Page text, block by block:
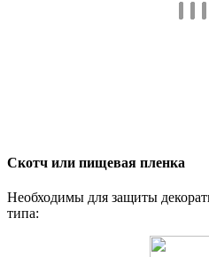
Скотч или пищевая пленка
Необходимы для защиты
типа: